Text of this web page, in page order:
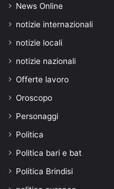
News Online
notizie internazionali
notizie locali
notizie nazionali
Offerte lavoro
Oroscopo
Personaggi
Politica
Politica bari e bat
Politica Brindisi